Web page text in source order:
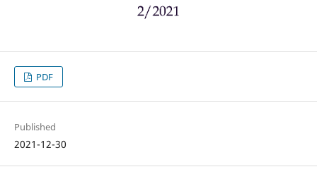
PDF
Published
2021-12-30